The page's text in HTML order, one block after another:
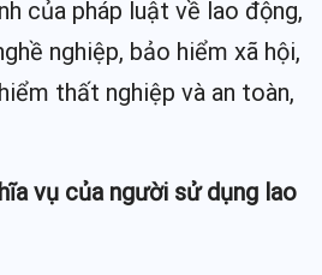
của pháp luật về lao động,
nghiệp, bảo hiểm xã hội,
thất nghiệp và an toàn,
vụ của người sử dụng lao